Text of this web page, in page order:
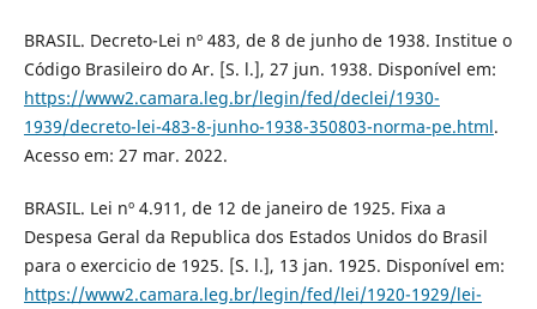
BRASIL. Decreto-Lei nº 483, de 8 de junho de 1938. Institue o
Código Brasileiro do Ar. [S. l.], 27 jun. 1938. Disponível em:
https://www2.camara.leg.br/legin/fed/declei/1930-
1939/decreto-lei-483-8-junho-1938-350803-norma-pe.html.
Acesso em: 27 mar. 2022.
BRASIL. Lei nº 4.911, de 12 de janeiro de 1925. Fixa a
Despesa Geral da Republica dos Estados Unidos do Brasil
para o exercicio de 1925. [S. l.], 13 jan. 1925. Disponível em:
https://www2.camara.leg.br/legin/fed/lei/1920-1929/lei-